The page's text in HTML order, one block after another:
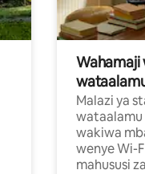
Wahamaji
Malazi ya
wataalamu
wakiwa
wenye Wi-
mahususi